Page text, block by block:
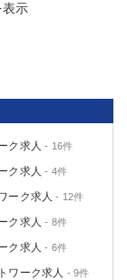
表示
ク求人 - 16件
ク求人 - 4件
ーク求人 - 12件
ク求人 - 8件
ク求人 - 6件
ワーク求人 - 9件